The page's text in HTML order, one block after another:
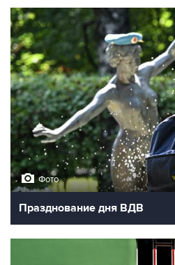
Фото
Празднование дня ВДВ